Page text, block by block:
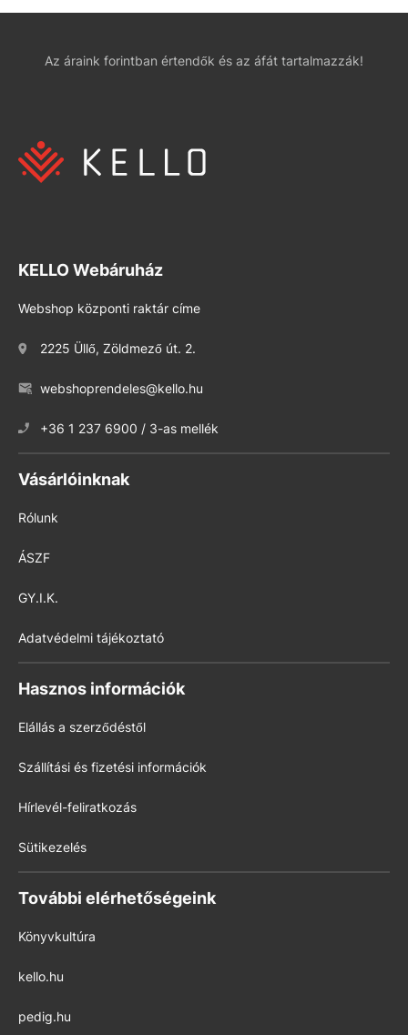
Az áraink forintban értendők és az áfát tartalmazzák!
KELLO Webáruház
Webshop központi raktár címe
2225 Üllő, Zöldmező út. 2.
webshoprendeles@kello.hu
+36 1 237 6900 / 3-as mellék
Vásárlóinknak
Rólunk
ÁSZF
GY.I.K.
Adatvédelmi tájékoztató
Hasznos információk
Elállás a szerződéstől
Szállítási és fizetési információk
Hírlevél-feliratkozás
Sütikezelés
További elérhetőségeink
Könyvkultúra
kello.hu
pedig.hu